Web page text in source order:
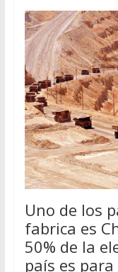
Uno de los
fabrica es
50% de la
país es